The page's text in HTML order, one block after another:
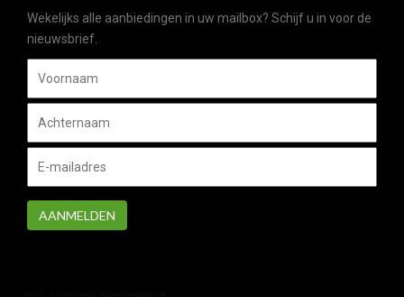
Wekelijks alle aanbiedingen in uw mailbox? Schijf u in voor de
nieuwsbrief.
AANMELDEN